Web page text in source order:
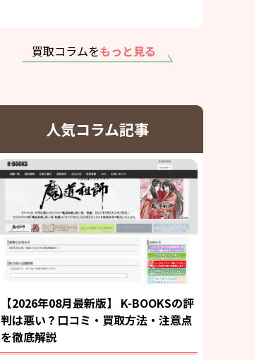
買取コラムをもっと見る
人気コラム記事
【2026年08月最新版】 K-BOOKSの評
判は悪い？口コミ・買取方法・注意点
を徹底解説